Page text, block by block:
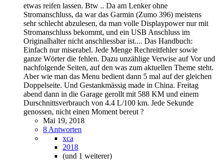
etwas reifen lassen. Btw .. Da am Lenker ohne
Stromanschluss, da war das Garmin (Zumo 396) meistens
sehr schlecht abzulesen, da man volle Displaypower nur mit
Stromanschluss bekommt, und ein USB Anschluss im
Originalhalter nicht anschliessbar ist.... Das Handbuch:
Einfach nur miserabel. Jede Menge Rechreitfehler sowie
ganze Wörter die fehlen. Dazu unzählige Verwise auf Vor und
nachfolgende Seiten, auf den was zum aktuellen Theme steht.
Aber wie man das Menu bedient dann 5 mal auf der gleichen
Doppelseite. Und Gestankmässig made in China. Freitag
abend dann in die Garage gerollt mit 588 KM und einem
Durschnittsverbrauch von 4.4 L/100 km. Jede Sekunde
genossen, nicht einen Moment bereut ?
Mai 19, 2018
8 Antworten
xca
2018
(und 1 weiterer)